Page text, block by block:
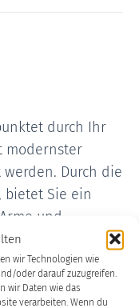
wir Technologien wie
oder darauf zuzugreifen.
wir Daten wie das
verarbeiten. Wenn du
durch Ihr
modernster
Durch die
bietet Sie ein
und
noch